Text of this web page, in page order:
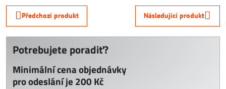
Předchozí produkt Následující produkt
Potrebujete poradiť?
Minimální cena objednávky
pro odeslání je 200 Kč